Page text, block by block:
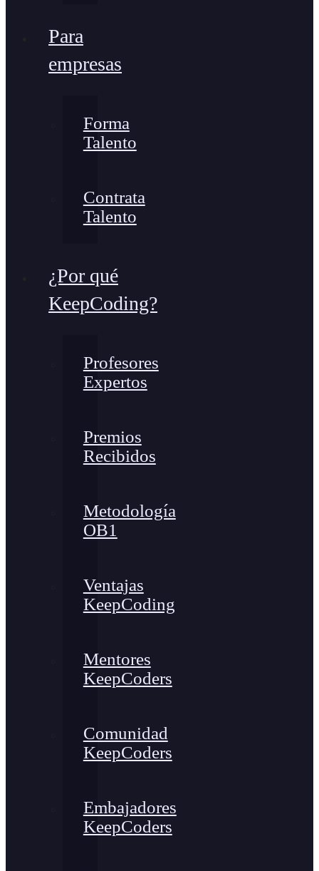
Para
empresas
Forma
Talento
Contrata
Talento
¿Por qué
KeepCoding?
Profesores
Expertos
Premios
Recibidos
Metodología
OB1
Ventajas
KeepCoding
Mentores
KeepCoders
Comunidad
KeepCoders
Embajadores
KeepCoders